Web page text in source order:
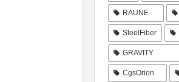
RAUNE
SteelFiber
GRAVITY
CgsOrion